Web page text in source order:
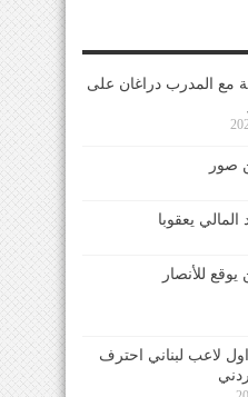
مع المدرب دراغان على
صور
يعقوبا
للأنصار
لاعب لبناني احترف